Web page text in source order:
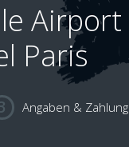
Airport
Paris
Angaben & Zahlung